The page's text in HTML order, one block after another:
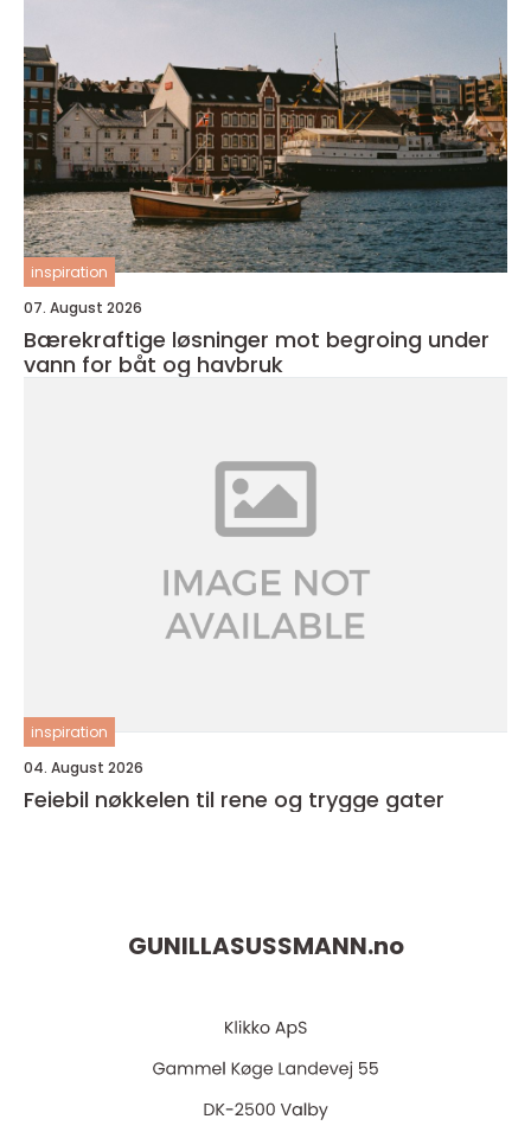
inspiration
07. August 2026
Bærekraftige løsninger mot begroing under
vann for båt og havbruk
inspiration
04. August 2026
Feiebil nøkkelen til rene og trygge gater
GUNILLASUSSMANN.no